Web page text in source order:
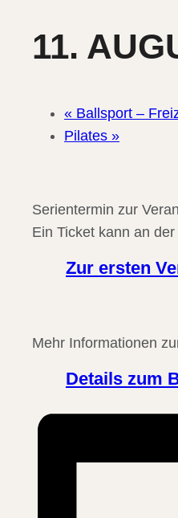
11.
« Ballsport –
Pilates »
Serientermin zur
Ein Ticket kann an
Zur ersten
Mehr Informationen
Details zum